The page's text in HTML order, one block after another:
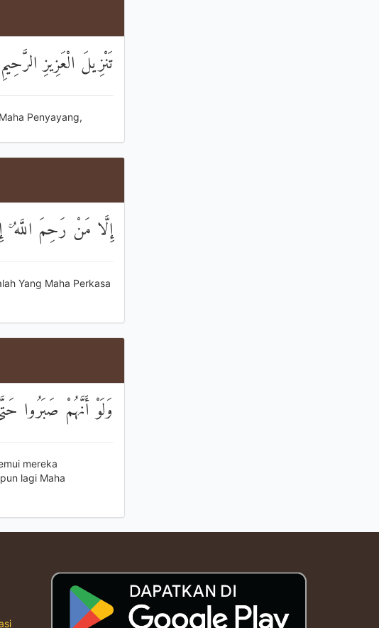
تَنْزِيلَ الْعَزِيزِ الرَّحِيمِ
Penyayang,
إِلَّا مَنْ رَحِمَ اللَّهُ
Yang Maha Perkasa
وَلَوْ أَنَّهُمْ صَبَرُوا
mereka
lagi Maha